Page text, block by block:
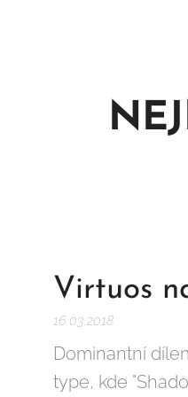
Virtuos
16.03.2018
Dominantní
type, kde